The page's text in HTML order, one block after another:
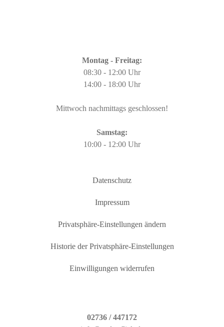
Montag - Freitag:
08:30 - 12:00 Uhr
14:00 - 18:00 Uhr
Mittwoch nachmittags geschlossen!
Samstag:
10:00 - 12:00 Uhr
Datenschutz
Impressum
Privatsphäre-Einstellungen ändern
Historie der Privatsphäre-Einstellungen
Einwilligungen widerrufen
02736 / 447172